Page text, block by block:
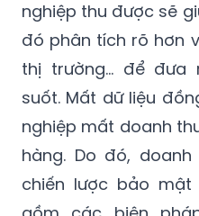
nghiệp thu được sẽ
đó phân tích rõ hơn
thị trường… để đưa
suốt. Mất dữ liệu
nghiệp mất doanh
hàng. Do đó,
chiến lược bảo